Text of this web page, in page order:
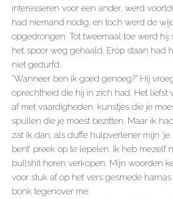
interesseren voor een ander, werd
had niemand nodig, en toch werd de
opgedrongen. Tot tweemaal toe werd hij
het spoor weg gehaald. Eróp staan had
niet gedurfd.
“Wanneer ben ik goed genoeg?” Hij
oprechtheid die hij in zich had. Het liefst
af met vaardigheden, kunstjes die je
spullen die je moest bezitten. Maar ik
zat ik dan, als duffe hulpverlener mijn
bent’ preek op te lepelen. Ik heb mezelf
bullshit horen verkopen. Mijn woorden
voor stuk af op het vers gesmede
bonk tegenover me.